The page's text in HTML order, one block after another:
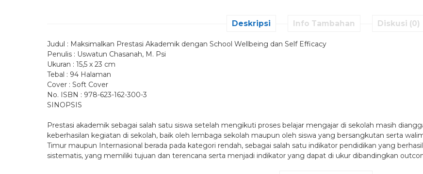
Deskripsi Info Tambahan Diskusi (0)
Judul : Maksimalkan Prestasi Akademik dengan School Wellbeing dan Self Efficacy
Penulis : Uswatun Chasanah, M. Psi
Ukuran : 15,5 x 23 cm
Tebal : 94 Halaman
Cover : Soft Cover
No. ISBN : 978-623-162-300-3
SINOPSIS
Prestasi akademik sebagai salah satu siswa setelah mengikuti proses belajar mengajar di sekolah masih
keberhasilan kegiatan di sekolah, baik oleh lembaga sekolah maupun oleh siswa yang bersangkutan serta
Timur maupun Internasional berada pada kategori rendah, sebagai salah satu indikator pendidikan yang
sistematis, yang memiliki tujuan dan terencana serta menjadi indikator yang dapat di ukur dibandingkan